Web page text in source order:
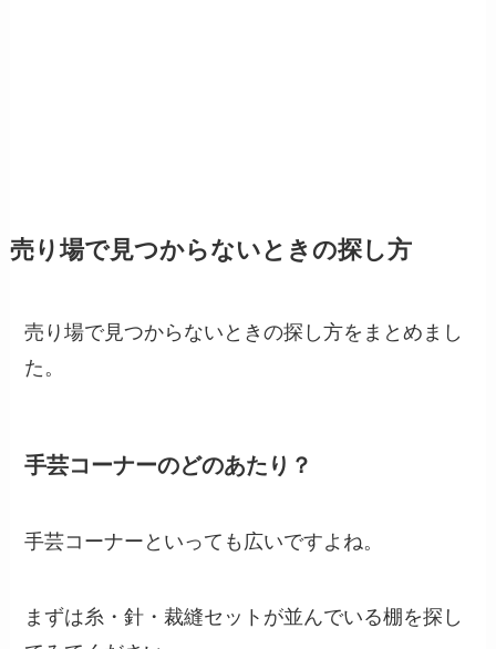
売り場で見つからないときの探し方
売り場で見つからないときの探し方をまとめまし
た。
手芸コーナーのどのあたり？
手芸コーナーといっても広いですよね。
まずは糸・針・裁縫セットが並んでいる棚を探し